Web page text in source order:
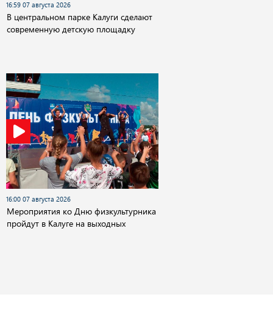
16:59 07 августа 2026
В центральном парке Калуги сделают
современную детскую площадку
16:00 07 августа 2026
Мероприятия ко Дню физкультурника
пройдут в Калуге на выходных